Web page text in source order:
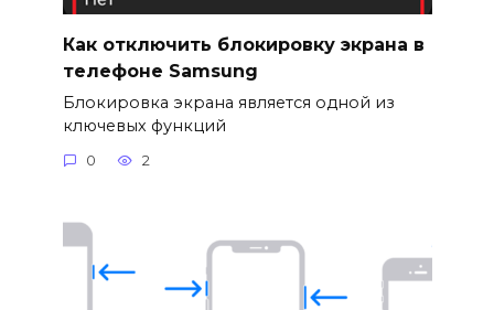
Как отключить блокировку экрана в
телефоне Samsung
Блокировка экрана является одной из
ключевых функций
0 2